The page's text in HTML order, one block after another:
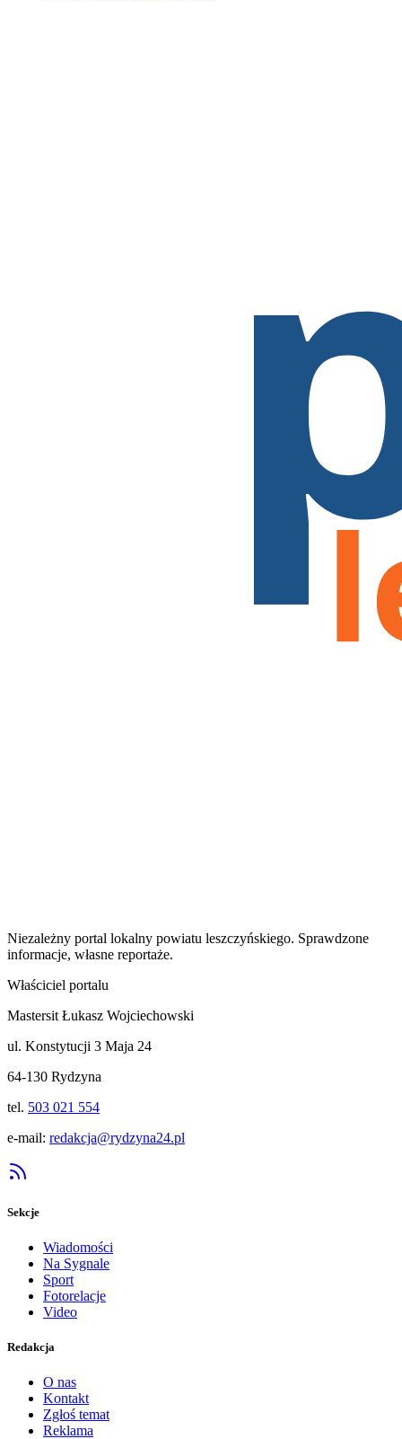
Niezależny portal lokalny powiatu leszczyńskiego. Sprawdzone
informacje, własne reportaże.
Właściciel portalu
Mastersit Łukasz Wojciechowski
ul. Konstytucji 3 Maja 24
64-130 Rydzyna
tel. 503 021 554
e-mail: redakcja@rydzyna24.pl
Sekcje
Wiadomości
Na Sygnale
Sport
Fotorelacje
Video
Redakcja
O nas
Kontakt
Zgłoś temat
Reklama